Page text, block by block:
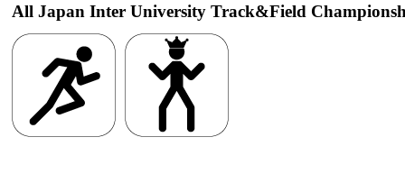
All Japan Inter University Track&Field